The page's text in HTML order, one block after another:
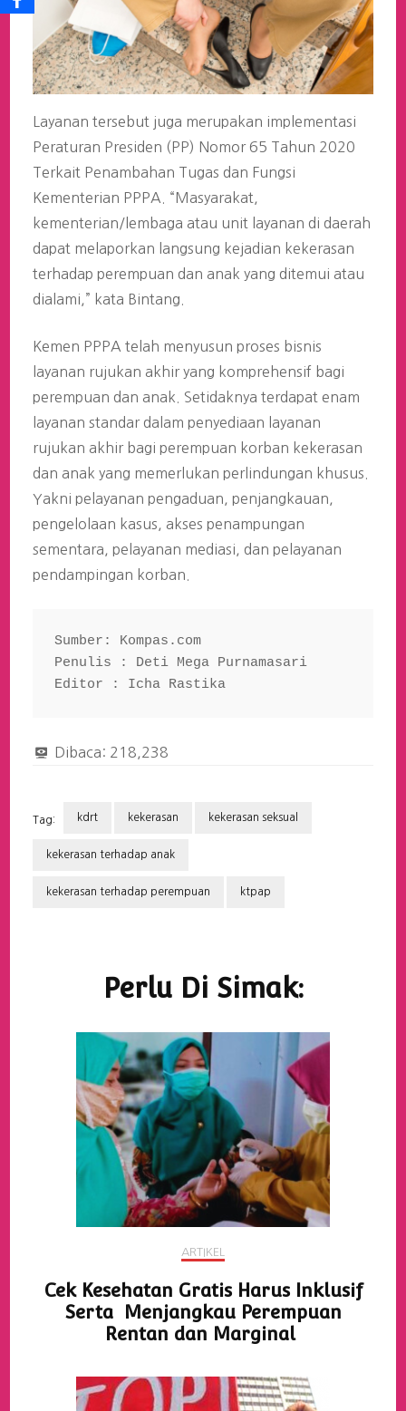
Layanan tersebut juga merupakan implementasi
Peraturan Presiden (PP) Nomor 65 Tahun 2020
Terkait Penambahan Tugas dan Fungsi
Kementerian PPPA. “Masyarakat,
kementerian/lembaga atau unit layanan di daerah
dapat melaporkan langsung kejadian kekerasan
terhadap perempuan dan anak yang ditemui atau
dialami,” kata Bintang.
Kemen PPPA telah menyusun proses bisnis
layanan rujukan akhir yang komprehensif bagi
perempuan dan anak. Setidaknya terdapat enam
layanan standar dalam penyediaan layanan
rujukan akhir bagi perempuan korban kekerasan
dan anak yang memerlukan perlindungan khusus.
Yakni pelayanan pengaduan, penjangkauan,
pengelolaan kasus, akses penampungan
sementara, pelayanan mediasi, dan pelayanan
pendampingan korban.
Sumber: Kompas.com
Penulis : Deti Mega Purnamasari
Editor : Icha Rastika
Dibaca: 218,238
Tag: kdrt kekerasan kekerasan seksual
kekerasan terhadap anak
kekerasan terhadap perempuan ktpap
Perlu Di Simak:
ARTIKEL
Cek Kesehatan Gratis Harus Inklusif
Serta Menjangkau Perempuan
Rentan dan Marginal